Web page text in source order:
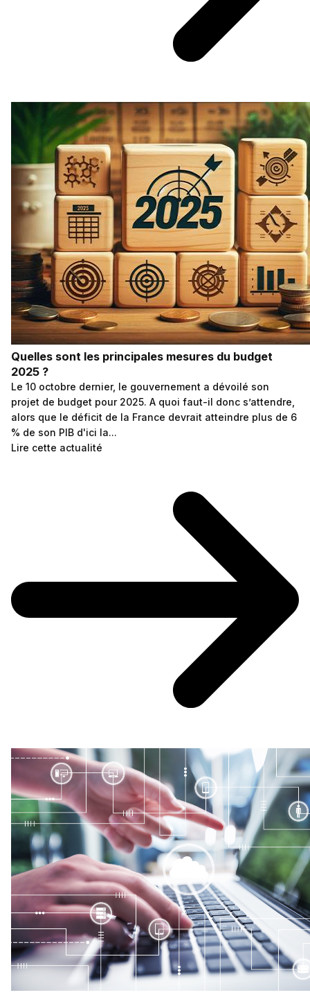
Quelles sont les principales mesures du budget
2025 ?
Le 10 octobre dernier, le gouvernement a dévoilé son
projet de budget pour 2025. A quoi faut-il donc s’attendre,
alors que le déficit de la France devrait atteindre plus de 6
% de son PIB d'ici la...
Lire cette actualité